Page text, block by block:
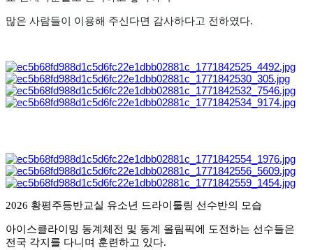
많은 사람들이 이용해 주신다면 감사하다고 전하였다.
2026 황평주등반교실 유소년 드라이툴링 선수반의 모습
아이스클라이밍 동계체전 및 동계 올림픽에 도전하는 선수들은
전국 각지를 다니며 훈련하고 있다.